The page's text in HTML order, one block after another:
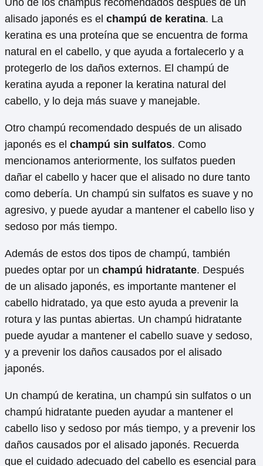
alisado japonés es el champú de keratina. La
keratina es una proteína que se encuentra de forma
natural en el cabello, y que ayuda a fortalecerlo y a
protegerlo de los daños externos. El champú de
keratina ayuda a reponer la keratina natural del
cabello, y lo deja más suave y manejable.
Otro champú recomendado después de un alisado
japonés es el champú sin sulfatos. Como
mencionamos anteriormente, los sulfatos pueden
dañar el cabello y hacer que el alisado no dure tanto
como debería. Un champú sin sulfatos es suave y no
agresivo, y puede ayudar a mantener el cabello liso y
sedoso por más tiempo.
Además de estos dos tipos de champú, también
puedes optar por un champú hidratante. Después
de un alisado japonés, es importante mantener el
cabello hidratado, ya que esto ayuda a prevenir la
rotura y las puntas abiertas. Un champú hidratante
puede ayudar a mantener el cabello suave y sedoso,
y a prevenir los daños causados por el alisado
japonés.
Un champú de keratina, un champú sin sulfatos o un
champú hidratante pueden ayudar a mantener el
cabello liso y sedoso por más tiempo, y a prevenir los
daños causados por el alisado japonés. Recuerda
que el cuidado adecuado del cabello es esencial para